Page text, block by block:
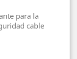
para la
cable